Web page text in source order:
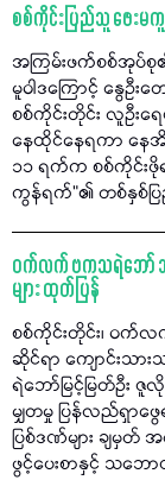
စစ်ကိုင်းပြည်သူ ဖေး
အကြမ်းဖက်စစ်အုပ်
မူဝါဒကြောင့် နွေဦ
စစ်ကိုင်းတိုင်း လူဦးရေ
နေထိုင်နေရကာ နေအိမ်
၁၁ ရက်က စစ်ကိုင်းဖိုရ
ကွန်ရက်"၏ တစ်နှစ်ပြ
ဝက်လက် ဗကသရဲဘော်
များ ထုတ်ပြန်
စစ်ကိုင်းတိုင်း၊ ဝက်လ
ဆိုင်ရာ ကျောင်းသာ
ရဲဘော်မြင့်မြတ်ဦး
မျှတမှု ပြန်လည်ရှာဖွ
ပြစ်ဒဏ်များ ချမှ
ဖွင့်ပေးစာနှင့် သဘေ